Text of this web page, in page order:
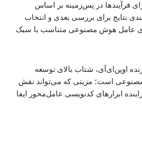
فرآیندها در پس‌زمینه بر اساس
نتایج برای بررسی بعدی و انتخاب
عامل هوش مصنوعی متناسب با سبک
اوپن‌ای‌آی، شتاب بالای توسعه
مصنوعی است؛ مزیتی که می‌تواند نقش
ابزارهای کدنویسی عامل‌محور ایفا